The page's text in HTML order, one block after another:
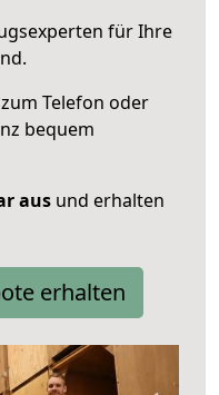
für Ihre
Telefon oder
bequem
aus und erhalten
erhalten